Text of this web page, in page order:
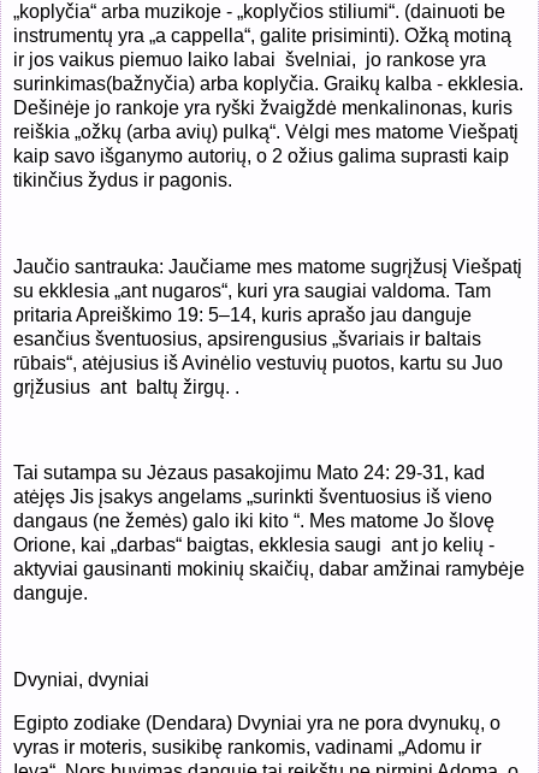
„koplyčia“ arba muzikoje - „koplyčios stiliumi“. (dainuoti be
instrumentų yra „a cappella“, galite prisiminti). Ožką motiną
ir jos vaikus piemuo laiko labai švelniai, jo rankose yra
surinkimas(bažnyčia) arba koplyčia. Graikų kalba - ekklesia.
Dešinėje jo rankoje yra ryški žvaigždė menkalinonas, kuris
reiškia „ožkų (arba avių) pulką“. Vėlgi mes matome Viešpatį
kaip savo išganymo autorių, o 2 ožius galima suprasti kaip
tikinčius žydus ir pagonis.
Jaučio santrauka: Jaučiame mes matome sugrįžusį Viešpatį
su ekklesia „ant nugaros“, kuri yra saugiai valdoma. Tam
pritaria Apreiškimo 19: 5–14, kuris aprašo jau danguje
esančius šventuosius, apsirengusius „švariais ir baltais
rūbais“, atėjusius iš Avinėlio vestuvių puotos, kartu su Juo
grįžusius ant baltų žirgų. .
Tai sutampa su Jėzaus pasakojimu Mato 24: 29-31, kad
atėjęs Jis įsakys angelams „surinkti šventuosius iš vieno
dangaus (ne žemės) galo iki kito “. Mes matome Jo šlovę
Orione, kai „darbas“ baigtas, ekklesia saugi ant jo kelių -
aktyviai gausinanti mokinių skaičių, dabar amžinai ramybėje
danguje.
Dvyniai, dvyniai
Egipto zodiake (Dendara) Dvyniai yra ne pora dvynukų, o
vyras ir moteris, susikibę rankomis, vadinami „Adomu ir